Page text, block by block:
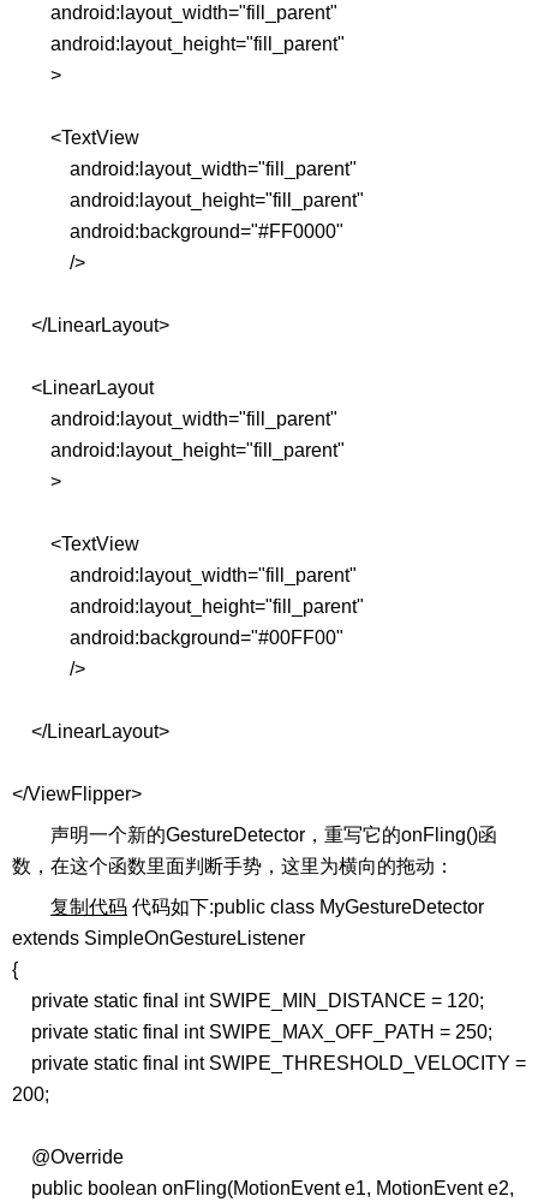
android:layout_width="fill_parent"
android:layout_height="fill_parent"
>
<TextView
android:layout_width="fill_parent"
android:layout_height="fill_parent"
android:background="#FF0000"
/>
</LinearLayout>
<LinearLayout
android:layout_width="fill_parent"
android:layout_height="fill_parent"
>
<TextView
android:layout_width="fill_parent"
android:layout_height="fill_parent"
android:background="#00FF00"
/>
</LinearLayout>
</ViewFlipper>
声明一个新的GestureDetector，重写它的onFling()函
数，在这个函数里面判断手势，这里为横向的拖动：
复制代码 代码如下:public class MyGestureDetector
extends SimpleOnGestureListener
{
private static final int SWIPE_MIN_DISTANCE = 120;
private static final int SWIPE_MAX_OFF_PATH = 250;
private static final int SWIPE_THRESHOLD_VELOCITY =
200;
@Override
public boolean onFling(MotionEvent e1, MotionEvent e2,